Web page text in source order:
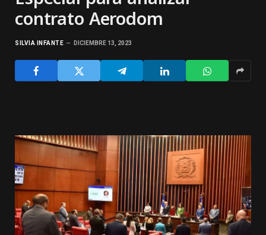
contrato Aerodom
SILVIA INFANTE DICIEMBRE 13, 2023